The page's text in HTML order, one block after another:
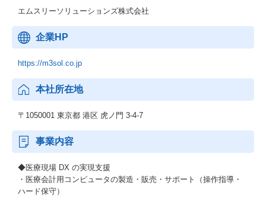
エムスリーソリューションズ株式会社
企業HP
https://m3sol.co.jp
本社所在地
〒1050001 東京都 港区 虎ノ門 3-4-7
事業内容
◆医療現場 DX の実現支援
・医療会計用コンピュータの製造・販売・サポート（操作指導・
ハード保守）